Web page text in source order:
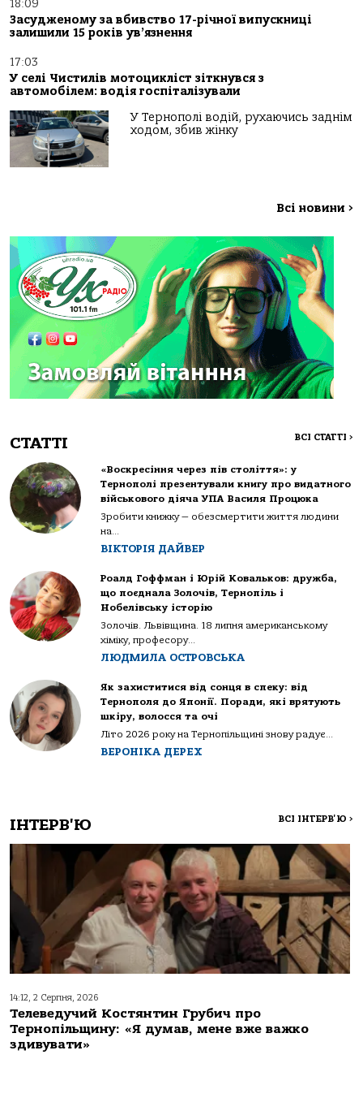
18:09
Засудженому за вбивство 17-річної випускниці
залишили 15 років ув’язнення
17:03
У селі Чистилів мотоцикліст зіткнувся з
автомобілем: водія госпіталізували
У Тернополі водій, рухаючись заднім
ходом, збив жінку
Всі новини >
СТАТТІ ВСІ СТАТТІ >
«Воскресіння через пів століття»: у
Тернополі презентували книгу про видатного
військового діяча УПА Василя Процюка
Зробити книжку — обезсмертити життя людини
на...
ВІКТОРІЯ ДАЙВЕР
Роалд Гоффман і Юрій Ковальков: дружба,
що поєднала Золочів, Тернопіль і
Нобелівську історію
Золочів. Львівщина. 18 липня американському
хіміку, професору...
ЛЮДМИЛА ОСТРОВСЬКА
Як захиститися від сонця в спеку: від
Тернополя до Японії. Поради, які врятують
шкіру, волосся та очі
Літо 2026 року на Тернопільщині знову радує...
ВЕРОНІКА ДЕРЕХ
ІНТЕРВ'Ю ВСІ ІНТЕРВ'Ю >
14:12, 2 Серпня, 2026
Телеведучий Костянтин Грубич про
Тернопільщину: «Я думав, мене вже важко
здивувати»